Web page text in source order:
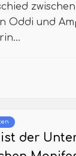
zwischen
Oddi und
ist der